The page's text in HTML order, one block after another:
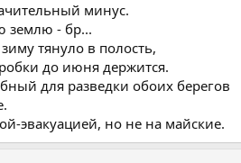
минус.
землю - бр...
тянуло в полость,
до июня держится.
для разведки обоих берегов
эвакуацией, но не на майские.